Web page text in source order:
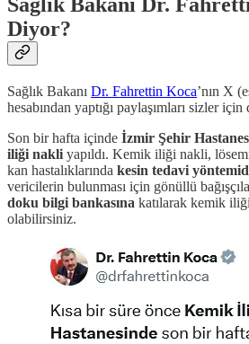
Sağlık Bakanı Dr.
Diyor?
Sağlık Bakanı Dr. Fahrettin Koca’nın X
hesabından yaptığı paylaşımları sizler
Son bir hafta içinde İzmir Şehir
iliği nakli yapıldı. Kemik iliği nakli,
kan hastalıklarında kesin tedavi
vericilerin bulunması için gönüllü
doku bilgi bankasına katılarak kemik
olabilirsiniz.